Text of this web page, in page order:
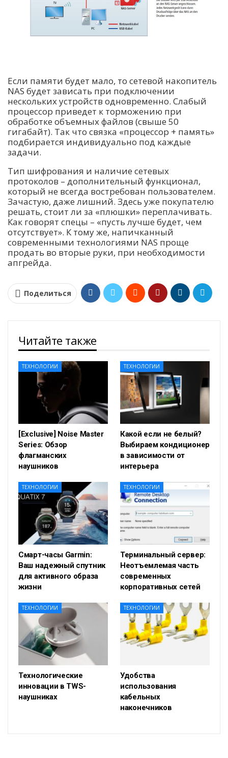
Если памяти будет мало, то сетевой накопитель
NAS будет зависать при подключении
нескольких устройств одновременно. Слабый
процессор приведет к торможению при
обработке объемных файлов (свыше 50
гигабайт). Так что связка «процессор + память»
подбирается индивидуально под каждые
задачи.
Тип шифрования и наличие сетевых
протоколов – дополнительный функционал,
который не всегда востребован пользователем.
Зачастую, даже лишний. Здесь уже покупателю
решать, стоит ли за «плюшки» переплачивать.
Как говорят спецы – «пусть лучше будет, чем
отсутствует». К тому же, напичканный
современными технологиями NAS проще
продать во вторые руки, при необходимости
апгрейда.
Поделиться
Читайте также
ТЕХНОЛОГИИ
[Exclusive] Noise Master
Series: Обзор
флагманских
наушников
ТЕХНОЛОГИИ
Какой если не белый?
Выбираем кондиционер
в зависимости от
интерьера
ТЕХНОЛОГИИ
Смарт-часы Garmin:
Ваш надежный спутник
для активного образа
жизни
ТЕХНОЛОГИИ
Терминальный сервер:
Неотъемлемая часть
современных
корпоративных сетей
ТЕХНОЛОГИИ
Технологические
инновации в TWS-
наушниках
ТЕХНОЛОГИИ
Удобства
использования
кабельных
наконечников